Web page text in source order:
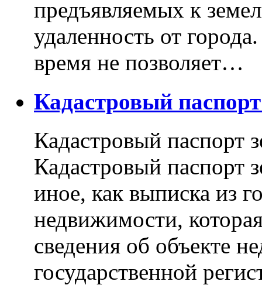
предъявляемых к
удаленность от
время не позволяет…
Кадастровый
Кадастровый паспорт
Кадастровый паспорт
иное, как выписка из
недвижимости,
сведения об объекте
государственной